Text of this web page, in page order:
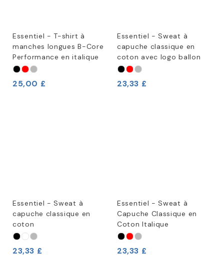
Essentiel - T-shirt à
manches longues B-Core
Performance en italique
25,00 £
Essentiel - Sweat à
capuche classique en
coton avec logo ballon
23,33 £
Essentiel - Sweat à
capuche classique en
coton
23,33 £
Essentiel - Sweat à
Capuche Classique en
Coton Italique
23,33 £